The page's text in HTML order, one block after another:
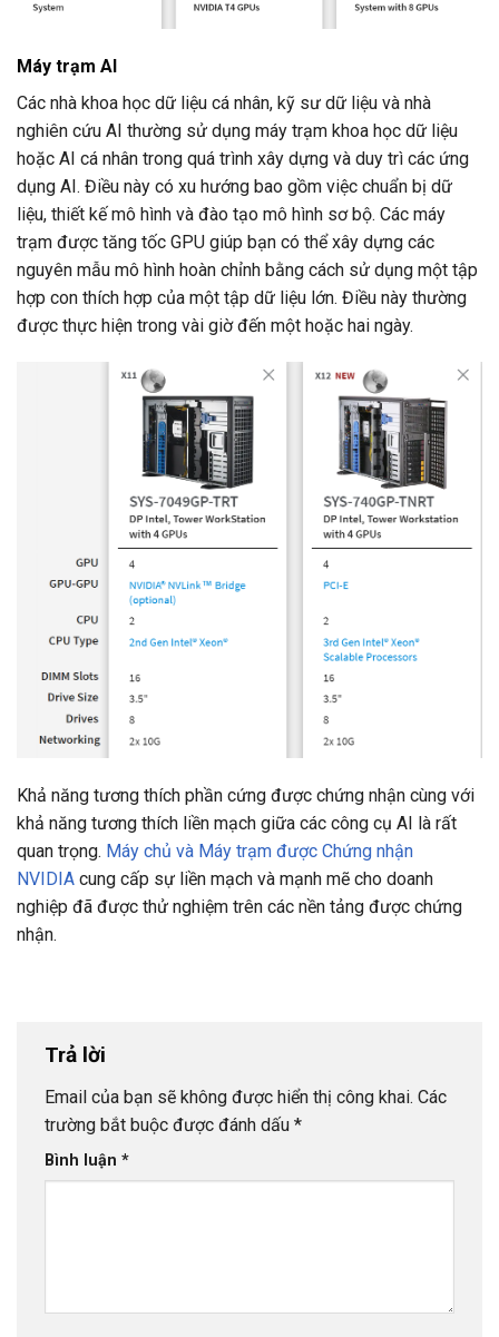
Máy trạm AI
Các nhà khoa học dữ liệu cá nhân, kỹ sư dữ liệu và nhà
nghiên cứu AI thường sử dụng máy trạm khoa học dữ liệu
hoặc AI cá nhân trong quá trình xây dựng và duy trì các ứng
dụng AI. Điều này có xu hướng bao gồm việc chuẩn bị dữ
liệu, thiết kế mô hình và đào tạo mô hình sơ bộ. Các máy
trạm được tăng tốc GPU giúp bạn có thể xây dựng các
nguyên mẫu mô hình hoàn chỉnh bằng cách sử dụng một tập
hợp con thích hợp của một tập dữ liệu lớn. Điều này thường
được thực hiện trong vài giờ đến một hoặc hai ngày.
Khả năng tương thích phần cứng được chứng nhận cùng với
khả năng tương thích liền mạch giữa các công cụ AI là rất
quan trọng. Máy chủ và Máy trạm được Chứng nhận
NVIDIA cung cấp sự liền mạch và mạnh mẽ cho doanh
nghiệp đã được thử nghiệm trên các nền tảng được chứng
nhận.
Trả lời
Email của bạn sẽ không được hiển thị công khai. Các
trường bắt buộc được đánh dấu *
Bình luận *